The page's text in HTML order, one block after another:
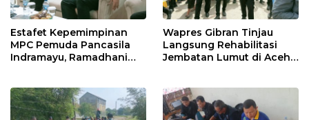
Estafet Kepemimpinan
MPC Pemuda Pancasila
Indramayu, Ramadhani
Muscablub
Wapres Gibran Tinjau
Langsung Rehabilitasi
Jembatan Lumut di Aceh